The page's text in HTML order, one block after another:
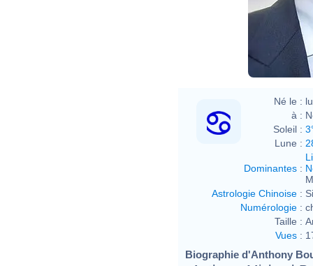
Né le :
à :
Soleil :
Lune :
Dominantes :
Astrologie Chinoise :
Numérologie :
Taille :
Vues :
Biographie d'Anthony